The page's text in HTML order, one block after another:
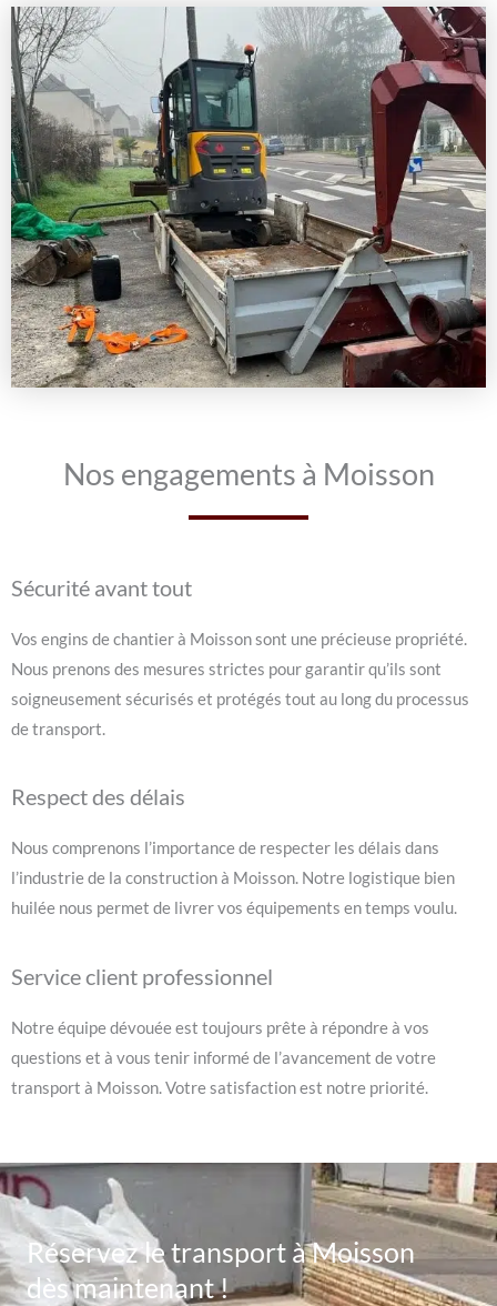
Nos engagements à Moisson
Sécurité avant tout
Vos engins de chantier à Moisson sont une précieuse propriété.
Nous prenons des mesures strictes pour garantir qu’ils sont
soigneusement sécurisés et protégés tout au long du processus
de transport.
Respect des délais
Nous comprenons l’importance de respecter les délais dans
l’industrie de la construction à Moisson. Notre logistique bien
huilée nous permet de livrer vos équipements en temps voulu.
Service client professionnel
Notre équipe dévouée est toujours prête à répondre à vos
questions et à vous tenir informé de l’avancement de votre
transport à Moisson. Votre satisfaction est notre priorité.
Réservez le transport à Moisson
dès maintenant !